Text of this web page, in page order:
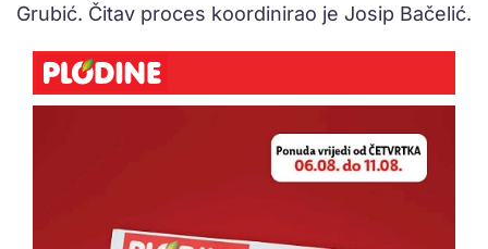
Grubić. Čitav proces koordinirao je Josip Bačelić.